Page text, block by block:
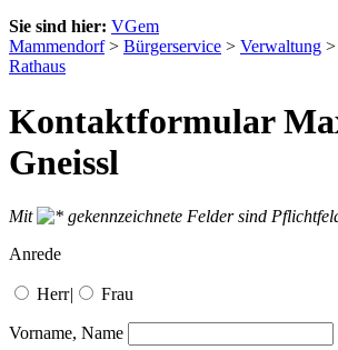
Sie sind hier: VGem
Mammendorf> Bürgerservice > Verwaltung >
Rathaus
Kontaktformular
Gneissl
Mit
gekennzeichnete Felder sind
Anrede
Herr| Frau
Vorname, Name